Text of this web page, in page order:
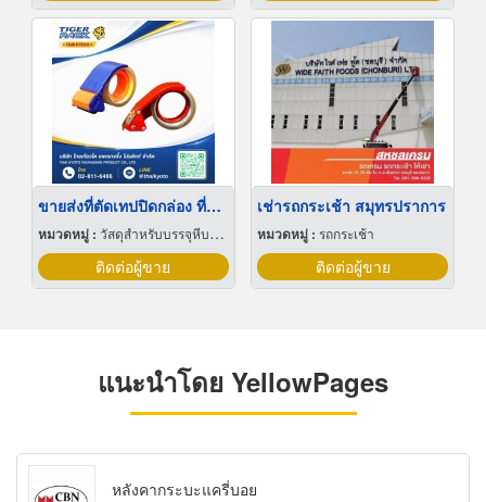
ขายส่งที่ตัดเทปปิดกล่อง ที่ตัดเทปกาว
หมวดหมู่ : วัสดุสำหรับบรรจุหีบห่อเครื่องจักรกล
ติดต่อผู้ขาย
เช่ารถกระเช้า สมุทรปราการ
หมวดหมู่ : รถกระเช้า
ติดต่อผู้ขาย
แนะนำโดย YellowPages
หลังคากระบะแครี่บอย